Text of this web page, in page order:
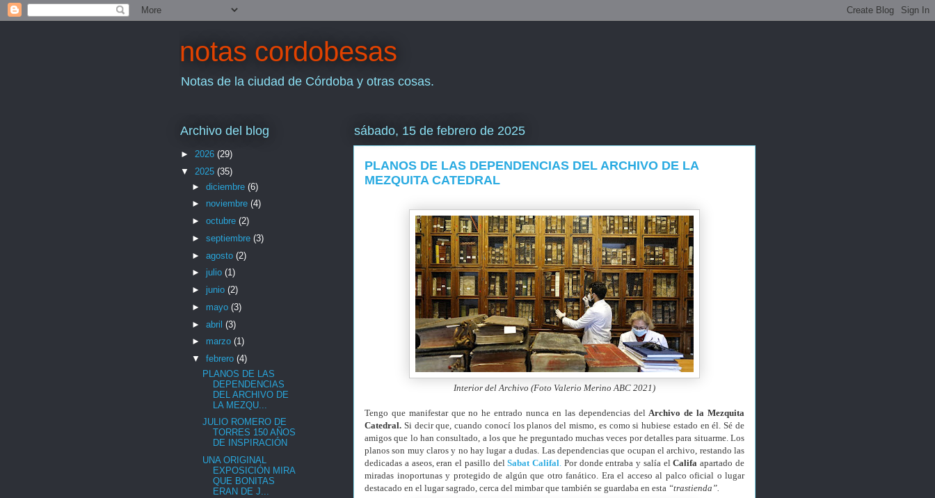
notas cordobesas
Notas de la ciudad de Córdoba y otras cosas.
sábado, 15 de febrero de 2025
PLANOS DE LAS DEPENDENCIAS DEL ARCHIVO DE LA
MEZQUITA CATEDRAL
Interior del Archivo (Foto Valerio Merino ABC 2021)
Tengo que manifestar que no he entrado nunca en las dependencias delArchivo de la Mezquita
Catedral. Si decir que, cuando conocí los planos del mismo, es como si hubiese estado en él. Sé de
amigos que lo han consultado, a los que he preguntado muchas veces por detalles para situarme. Los
planos son muy claros y no hay lugar a dudas. Las dependencias que ocupan el archivo, restando las
dedicadas a aseos, eran el pasillo delSabat Califal. Por donde entraba y salía elCalifa apartado de
miradas inoportunas y protegido de algún que otro fanático. Era el acceso al palco oficial o lugar
destacado en el lugar sagrado, cerca del mimbar que también se guardaba en esta “trastienda”.
Archivo del blog
► 2026 (29)
▼ 2025 (35)
► diciembre (6)
► noviembre (4)
► octubre (2)
► septiembre (3)
► agosto (2)
► julio (1)
► junio (2)
► mayo (3)
► abril (3)
► marzo (1)
▼ febrero (4)
PLANOS DE LAS
DEPENDENCIAS
DEL ARCHIVO DE
LA MEZQU...
JULIO ROMERO DE
TORRES 150 AÑOS
DE INSPIRACIÓN
UNA ORIGINAL
EXPOSICIÓN MIRA
QUE BONITAS
ERAN DE J...